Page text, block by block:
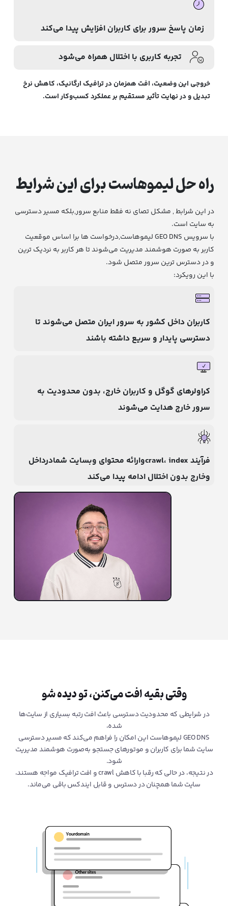
زمان پاسخ سرور برای کاربران افزایش پیدا می‌کند
تجربه کاربری با اختلال همراه می‌شود
خروجی این وضعیت، افت همزمان در ترافیک ارگانیک، کاهش نرخ
تبدیل و در نهایت تأثیر مستقیم بر عملکرد کسب‌وکار است.
راه حل لیموهاست برای این شرایط
در این شرابط , مشکل تصای نه فقط منابع سرور,بلکه مسیر دسترسی
به سایت است.
با سرویس GEO DNS لیموهاست,درخواست ها برا اساس موقعیت
کاربر به صورت هوشمند مدیریت می‌شوند تا هر کاربر به نردیک ترین
و در دسترس ترین سرور متصل شود.
با این رویکرد:
کاربران داخل کشور به سرور ایران متصل می‌شوند تا
دسترسی پایدار و سریع داشته باشند
کراولرهای گوگل و کاربران خارج، بدون محدودیت به
سرور خارج هدایت می‌شوند
فرآیند crawl، indexوارائه محتوای وبسایت شمادرداخل
وخارج بدون اختلال ادامه پیدا می‌کند
وقتی بقیه افت می‌کنن، تو دیده شو
در شرایطی که محدودیت دسترسی باعث افت رتبه بسیاری از سایت‌ها
شده،
GEO DNS لیموهاست این امکان را فراهم می‌کند که مسیر دسترسی
سایت شما برای کاربران و موتورهای جستجو به‌صورت هوشمند مدیریت
شود.
در نتیجه، در حالی که رقبا با کاهش crawl و افت ترافیک مواجه هستند،
سایت شما همچنان در دسترس و قابل ایندکس باقی می‌ماند.